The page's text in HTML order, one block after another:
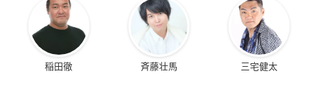
稲田徹 斉藤壮馬 三宅健太